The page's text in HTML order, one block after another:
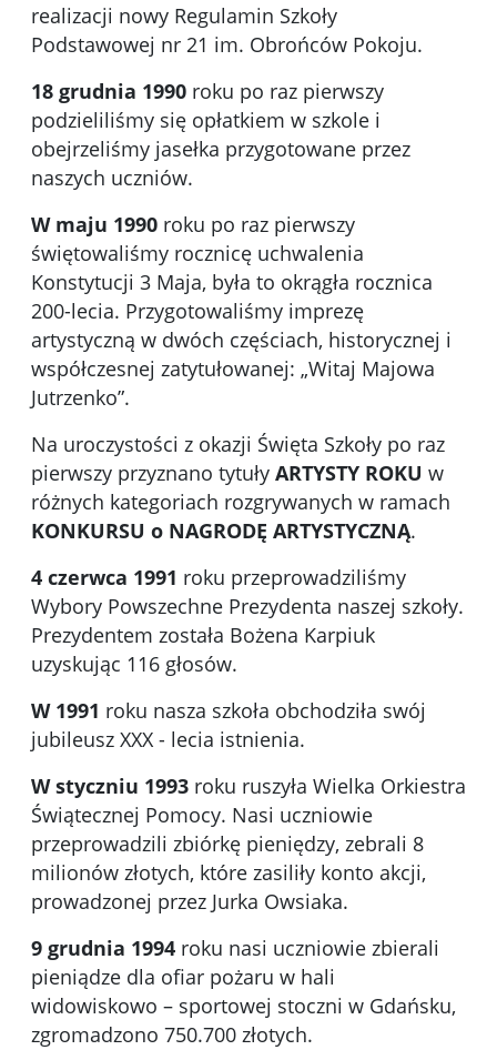
realizacji nowy Regulamin Szkoły
Podstawowej nr 21 im. Obrońców Pokoju.
18 grudnia 1990 roku po raz pierwszy
podzieliliśmy się opłatkiem w szkole i
obejrzeliśmy jasełka przygotowane przez
naszych uczniów.
W maju 1990 roku po raz pierwszy
świętowaliśmy rocznicę uchwalenia
Konstytucji 3 Maja, była to okrągła rocznica
200-lecia. Przygotowaliśmy imprezę
artystyczną w dwóch częściach, historycznej i
współczesnej zatytułowanej: „Witaj Majowa
Jutrzenko”.
Na uroczystości z okazji Święta Szkoły po raz
pierwszy przyznano tytuły ARTYSTY ROKU w
różnych kategoriach rozgrywanych w ramach
KONKURSU o NAGRODĘ ARTYSTYCZNĄ.
4 czerwca 1991 roku przeprowadziliśmy
Wybory Powszechne Prezydenta naszej szkoły.
Prezydentem została Bożena Karpiuk
uzyskując 116 głosów.
W 1991 roku nasza szkoła obchodziła swój
jubileusz XXX - lecia istnienia.
W styczniu 1993 roku ruszyła Wielka Orkiestra
Świątecznej Pomocy. Nasi uczniowie
przeprowadzili zbiórkę pieniędzy, zebrali 8
milionów złotych, które zasiliły konto akcji,
prowadzonej przez Jurka Owsiaka.
9 grudnia 1994 roku nasi uczniowie zbierali
pieniądze dla ofiar pożaru w hali
widowiskowo – sportowej stoczni w Gdańsku,
zgromadzono 750.700 złotych.